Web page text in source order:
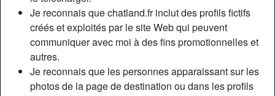
Je reconnais que chatland.fr inclut des profils fictifs
créés et exploités par le site Web qui peuvent
communiquer avec moi à des fins promotionnelles et
autres.
Je reconnais que les personnes apparaissant sur les
photos de la page de destination ou dans les profils
Relation:
Célibataire
Couleur des cheveux:
Blonde
Couleur des yeux:
Brun
Taille:
Poids:
55 Kg
Épilé(e):
Oui